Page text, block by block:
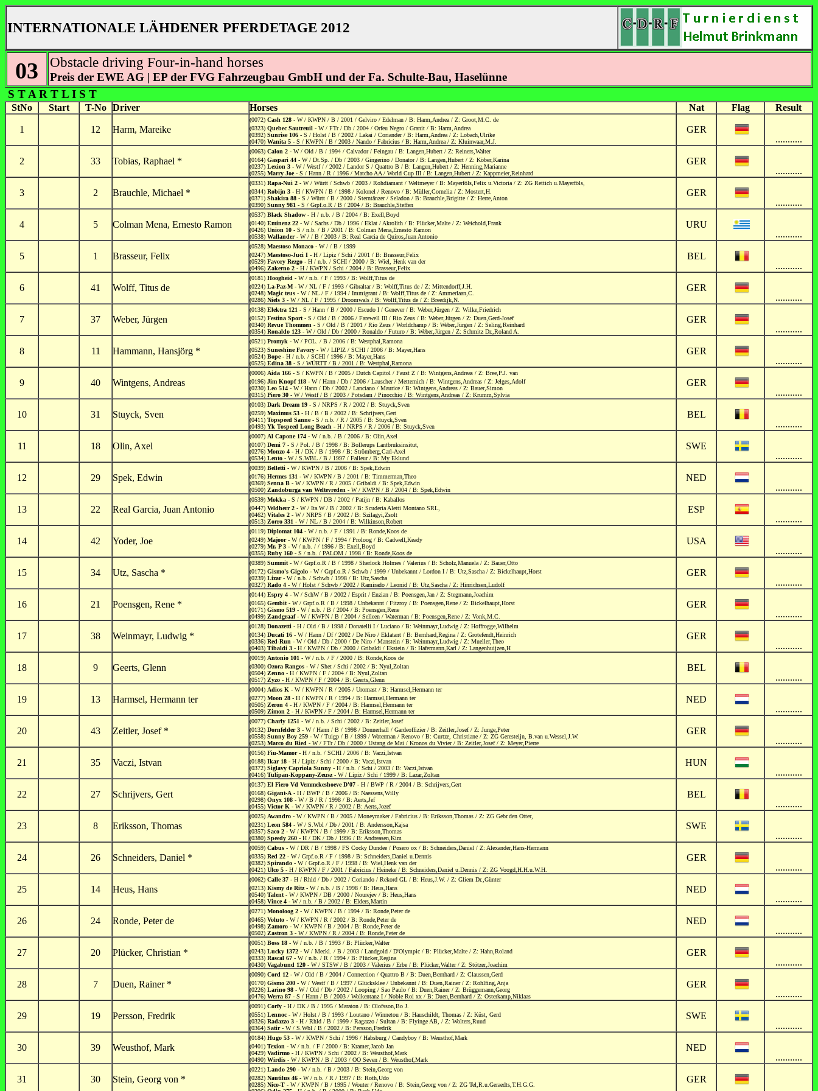
INTERNATIONALE LÄHDENER PFERDETAGE 2012
03 Obstacle driving Four-in-hand horses
Preis der EWE AG | EP der FVG Fahrzeugbau GmbH und der Fa. Schulte-Bau, Haselünne
S T A R T L I S T
StNo Start T-No Driver Horses Nat Flag Result
1 12 Harm, Mareike
(0072) Cash 128 - W / KWPN / B / 2001 / Gelviro / Edelman / B: Harm,Andrea / Z: Groot,M.C. de
(0323) Quebec Sautreuil - W / FTr / Db / 2004 / Orfeu Negro / Granit / B: Harm,Andrea
(0392) Sunrise 106 - S / Holst / B / 2002 / Lakai / Coriander / B: Harm,Andrea / Z: Lobach,Ulrike
(0470) Wanita 5 - S / KWPN / B / 2003 / Nando / Fabricius / B: Harm,Andrea / Z: Kluinwaar,M.J.
GER
...........
2 33 Tobias, Raphael *
(0063) Calon 2 - W / Old / B / 1994 / Calvador / Feingau / B: Langen,Hubert / Z: Reiners,Walter
(0164) Gaspari 44 - W / Dt.Sp. / Db / 2003 / Gingerino / Donator / B: Langen,Hubert / Z: Köber,Karina
(0237) Lexion 3 - W / Westf / / 2002 / Landor S / Quattro B / B: Langen,Hubert / Z: Henning,Marianne
(0255) Marry Joe- S / Hann / R / 1996 / Matcho AA / World Cup III / B: Langen,Hubert / Z: Kappmeier,Reinhard
GER
...........
3 2 Brauchle, Michael *
(0331) Rapa-Nui 2 - W / Württ / Schwb / 2003 / Rohdiamant / Weltmeyer / B: Mayerföls,Felix u.Victoria / Z: ZG Rettich u.Mayerföls,
(0344) Robijn 3 - H / KWPN / B / 1998 / Kolonel / Renovo / B: Müller,Cornelia / Z: Mostert,H.
(0371) Shakira 88 - S / Württ / B / 2000 / Sterntänzer / Seladon / B: Brauchle,Brigitte / Z: Herre,Anton
(0390) Sunny 981 - S / Grpf.o.R / B / 2004 / B: Brauchle,Steffen
GER
...........
4 5 Colman Mena, Ernesto Ramon
(0537) Black Shadow - H / n.b. / B / 2004 / B: Exell,Boyd
(0140) Eminenz 22 - W / Sachs / Db / 1996 / Eklat / Akrolith / B: Plücker,Malte / Z: Weichold,Frank
(0426) Union 10 - S / n.b. / B / 2001 / B: Colman Mena,Ernesto Ramon
(0538) Wallander- W / / B / 2003 / B: Real Garcia de Quiros,Juan Antonio
URU
...........
5 1 Brasseur, Felix
(0528) Maestoso Monaco - W / / B / 1999
(0247) Maestoso-Juci I - H / Lipiz / Schi / 2001 / B: Brasseur,Felix
(0529) Favory Rezgo - H / n.b. / SCHI / 2000 / B: Wiel, Henk van der
(0496) Zakerno 2 - H / KWPN / Schi / 2004 / B: Brasseur,Felix
BEL
...........
6 41 Wolff, Titus de
(0181) Hoogheid - W / n.b. / F / 1993 / B: Wolff,Titus de
(0224) La-Paz-M - W / NL / F / 1993 / Gibraltar / B: Wolff,Titus de / Z: Mittendorff,J.H.
(0248) Magic teus - W / NL / F / 1994 / Immigrant / B: Wolff,Titus de / Z: Ammerlaan,C.
(0286) Niels 3 - W / NL / F / 1995 / Droomwals / B: Wolff,Titus de / Z: Breedijk,N.
GER
...........
7 37 Weber, Jürgen
(0138) Elektra 121 - S / Hann / B / 2000 / Escudo I / Genever / B: Weber,Jürgen / Z: Wilke,Friedrich
(0152) Festina Sport - S / Old / B / 2006 / Farewell III / Rio Zeus / B: Weber,Jürgen / Z: Duen,Gerd-Josef
(0340) Revue Thommen - S / Old / B / 2001 / Rio Zeus / Worldchamp / B: Weber,Jürgen / Z: Seling,Reinhard
(0354) Ronaldo 123 - W / Old / Db / 2000 / Ronaldo / Futuro / B: Weber,Jürgen / Z: Schmitz Dr.,Roland A.
GER
...........
8 11 Hammann, Hansjörg *
(0521) Promyk - W / POL. / B / 2006 / B: Westphal,Ramona
(0523) Suneshine Favory - W / LIPIZ / SCHI / 2006 / B: Mayer,Hans
(0524) Bope- H / n.b. / SCHI / 1996 / B: Mayer,Hans
(0525) Edina 38 - S / WÜRTT / B / 2001 / B: Westphal,Ramona
GER
...........
9 40 Wintgens, Andreas
(0006) Aida 166 - S / KWPN / B / 2005 / Dutch Capitol / Faust Z / B: Wintgens,Andreas / Z: Bree,P.J. van
(0196) Jim Knopf 118 - W / Hann / Db / 2006 / Lauscher / Metternich / B: Wintgens,Andreas / Z: Jelges,Adolf
(0230) Leo 514 - W / Hann / Db / 2002 / Lanciano / Maurice / B: Wintgens,Andreas / Z: Bauer,Simon
(0315) Piero 30 - W / Westf / B / 2003 / Potsdam / Pinocchio / B: Wintgens,Andreas / Z: Krumm,Sylvia
GER
...........
10 31 Stuyck, Sven
(0103) Dark Dream 19 - S / NRPS / R / 2002 / B: Stuyck,Sven
(0259) Maximus 53 - H / B / B / 2002 / B: Schrijvers,Gert
(0411) Topspeed Sanne- S / n.b. / R / 2005 / B: Stuyck,Sven
(0493) Yk Tospeed Long Beach - H / NRPS / R / 2006 / B: Stuyck,Sven
BEL
...........
11 18 Olin, Axel
(0007) Al Capone 174 - W / n.b. / B / 2006 / B: Olin,Axel
(0107) Demi 7 - S / Pol. / B / 1998 / B: Bollerups Lantbruksinsitut,
(0276) Monzo 4 - H / DK / B / 1998 / B: Strömberg,Carl-Axel
(0534) Lento - W / S.WBL / B / 1997 / Falleur / B: My Eklund
SWE
...........
12 29 Spek, Edwin
(0039) Belletti - W / KWPN / B / 2006 / B: Spek,Edwin
(0176) Hermes 131 - W / KWPN / B / 2001 / B: Timmerman,Theo
(0369) Senna B - W / KWPN / R / 2005 / Gribaldi / B: Spek,Edwin
(0500) Zandoburga van Weltevreden - W / KWPN / B / 2004 / B: Spek,Edwin
NED
...........
13 22 Real Garcia, Juan Antonio
(0539) Mokka - S / KWPN / DB / 2002 / Patijn / B: Kaballos
(0447) Veldherr 2 - W / Ita.W / B / 2002 / B: Scuderia Aletti Montano SRL,
(0462) Vitales 2 - W / NRPS / B / 2002 / B: Szilagyi,Zsolt
(0513) Zorro 331 - W / NL / B / 2004 / B: Wilkinson,Robert
ESP
...........
14 42 Yoder, Joe
(0119) Diplomat 104 - W / n.b. / F / 1991 / B: Ronde,Koos de
(0249) Majoor- W / KWPN / F / 1994 / Proloog / B: Cadwell,Keady
(0279) Mr. P 3 - W / n.b. / / 1996 / B: Exell,Boyd
(0355) Ruby 160 - S / n.b. / PALOM / 1998 / B: Ronde,Koos de
USA
...........
15 34 Utz, Sascha *
(0389) Summit - W / Grpf.o.R / B / 1998 / Sherlock Holmes / Valerius / B: Scholz,Manuela / Z: Bauer,Otto
(0172) Gismo's Gigolo - W / Grpf.o.R / Schwb / 1999 / Unbekannt / Lordon I / B: Utz,Sascha / Z: Bickelhaupt,Horst
(0239) Lizar- W / n.b. / Schwb / 1998 / B: Utz,Sascha
(0327) Rado 4 - W / Holst / Schwb / 2002 / Ramirado / Leonid / B: Utz,Sascha / Z: Hinrichsen,Ludolf
GER
...........
16 21 Poensgen, Rene *
(0144) Espry 4 - W / SchW / B / 2002 / Esprit / Enzian / B: Poensgen,Jan / Z: Stegmann,Joachim
(0165) Gembit - W / Grpf.o.R / B / 1998 / Unbekannt / Fitzroy / B: Poensgen,Rene / Z: Bickelhaupt,Horst
(0171) Gismo 519 - W / n.b. / B / 2004 / B: Poensgen,Rene
(0499) Zandgraaf- W / KWPN / B / 2004 / Selleen / Waterman / B: Poensgen,Rene / Z: Vonk,M.C.
GER
...........
17 38 Weinmayr, Ludwig *
(0128) Donazetti - H / Old / B / 1998 / Donatelli I / Luciano / B: Weinmayr,Ludwig / Z: Hoffrogge,Wilhelm
(0134) Ducati 16 - W / Hann / Df / 2002 / De Niro / Eklatant / B: Bernhard,Regina / Z: Grotefendt,Heinrich
(0336) Red-Run - W / Old / Db / 2000 / De Niro / Manstein / B: Weinmayr,Ludwig / Z: Mueller,Theo
(0403) Tibaldi 3 - H / KWPN / Db / 2000 / Gribaldi / Ekstein / B: Hafermann,Karl / Z: Langenhuijzen,H
GER
...........
18 9 Geerts, Glenn
(0019) Antonio 101 - W / n.b. / F / 2000 / B: Ronde,Koos de
(0300) Ozora Rangos - W / Shet / Schi / 2002 / B: Nyul,Zoltan
(0504) Zenno - H / KWPN / F / 2004 / B: Nyul,Zoltan
(0517) Zyzo - H / KWPN / F / 2004 / B: Geerts,Glenn
BEL
...........
19 13 Harmsel, Hermann ter
(0004) Adios K - W / KWPN / R / 2005 / Uromast / B: Harmsel,Hermann ter
(0277) Moon 28 - H / KWPN / R / 1994 / B: Harmsel,Hermann ter
(0505) Zeron 4 - H / KWPN / F / 2004 / B: Harmsel,Hermann ter
(0509) Zimon 2 - H / KWPN / F / 2004 / B: Harmsel,Hermann ter
NED
...........
20 43 Zeitler, Josef *
(0077) Charly 1251 - W / n.b. / Schi / 2002 / B: Zeitler,Josef
(0132) Dornfelder 3 - W / Hann / B / 1998 / Donnerhall / Gardeoffizier / B: Zeitler,Josef / Z: Junge,Peter
(0558) Sunny Boy 259 - W / Tuigp / B / 1999 / Waterman / Renovo / B: Curtze, Christiane / Z: ZG Geresteijn, B.van u.Wessel,J.W.
(0253) Marco du Ried - W / FTr / Db / 2000 / Ustang de Mai / Kronos du Vivier / B: Zeitler,Josef / Z: Meyer,Pierre
GER
...........
21 35 Vaczi, Istvan
(0156) Fiu-Mamor- H / n.b. / SCHI / 2006 / B: Vaczi,Istvan
(0188) Ikar 18 - H / Lipiz / Schi / 2000 / B: Vaczi,Istvan
(0372) Siglavy Capriola Sunny - H / n.b. / Schi / 2003 / B: Vaczi,Istvan
(0416) Tulipan-Koppany-Zeusz- W / Lipiz / Schi / 1999 / B: Lazar,Zoltan
HUN
...........
22 27 Schrijvers, Gert
(0137) El Fiero Vd Vemmekeshoeve D'07 - H / BWP / R / 2004 / B: Schrijvers,Gert
(0168) Gigant-A - H / BWP / B / 2006 / B: Naessens,Willy
(0298) Onyx 108 - W / B / R / 1998 / B: Aerts,Jef
(0455) Victor K - W / KWPN / R / 2002 / B: Aerts,Jozef
BEL
...........
23 8 Eriksson, Thomas
(0025) Awandro - W / KWPN / B / 2005 / Moneymaker / Fabricius / B: Eriksson,Thomas / Z: ZG Gebr.den Otter,
(0231) Leon 584 - W / S.Wbl / Db / 2001 / B: Andersson,Kajsa
(0357) Saco 2 - W / KWPN / B / 1999 / B: Eriksson,Thomas
(0380) Speedy 260 - H / DK / Db / 1996 / B: Andreasen,Kim
SWE
...........
24 26 Schneiders, Daniel *
(0059) Cabus - W / DR / B / 1998 / FS Cocky Dundee / Posero ox / B: Schneiders,Daniel / Z: Alexander,Hans-Hermann
(0335) Red 22 - W / Grpf.o.R / F / 1998 / B: Schneiders,Daniel u.Dennis
(0382) Spirando - W / Grpf.o.R / F / 1998 / B: Wiel,Henk van der
(0421) Ulco 5 - H / KWPN / F / 2001 / Fabricius / Heineke / B: Schneiders,Daniel u.Dennis / Z: ZG Voogd,H.H.u.W.H.
GER
...........
25 14 Heus, Hans
(0062) Calle 37 - H / Rhld / Db / 2002 / Coriando / Rekord GL / B: Heus,J.W. / Z: Gliem Dr.,Günter
(0213) Kismy de Ritz- W / n.b. / B / 1998 / B: Heus,Hans
(0540) Talent - W / KWPN / DB / 2000 / Nourejev / B: Heus,Hans
(0458) Vince 4 - W / n.b. / B / 2002 / B: Elders,Martin
NED
...........
26 24 Ronde, Peter de
(0271) Monoloog 2 - W / KWPN / B / 1994 / B: Ronde,Peter de
(0465) Voluto - W / KWPN / R / 2002 / B: Ronde,Peter de
(0498) Zamoro - W / KWPN / B / 2004 / B: Ronde,Peter de
(0502) Zastron 3 - W / KWPN / R / 2004 / B: Ronde,Peter de
NED
...........
27 20 Plücker, Christian *
(0051) Boss 18 - W / n.b. / B / 1993 / B: Plücker,Walter
(0243) Lucky 1372 - W / Meckl. / B / 2003 / Landgold / D'Olympic / B: Plücker,Malte / Z: Hahn,Roland
(0333) Rascal 67 - W / n.b. / R / 1994 / B: Plücker,Regina
(0430) Vagabund 120 - W / STSW / B / 2003 / Valerius / Erbe / B: Plücker,Walter / Z: Stötzer,Joachim
GER
...........
28 7 Duen, Rainer *
(0090) Cord 12 - W / Old / B / 2004 / Connection / Quattro B / B: Duen,Bernhard / Z: Claussen,Gerd
(0170) Gismo 200 - W / Westf / B / 1997 / Glücksklee / Unbekannt / B: Duen,Rainer / Z: Rohlfing,Anja
(0226) Larino 98 - W / Old / Db / 2002 / Looping / Sao Paulo / B: Duen,Rainer / Z: Brüggemann,Georg
(0476) Werra 87 - S / Hann / B / 2003 / Wolkentanz I / Noble Roi xx / B: Duen,Bernhard / Z: Osterkamp,Niklaas
GER
...........
29 19 Persson, Fredrik
(0091) Corfy - H / DK / B / 1995 / Maraton / B: Olofsson,Bo J.
(0551) Lennoc - W / Holst / B / 1993 / Loutano / Winnetou / B: Hauschildt, Thomas / Z: Küst, Gerd
(0326) Radazzo 3 - H / Rhld / B / 1999 / Ragazzo / Sultan / B: Flyinge AB, / Z: Wolters,Ruud
(0364) Satir- W / S.Wbl / B / 2002 / B: Persson,Fredrik
SWE
...........
30 39 Weusthof, Mark
(0184) Hugo 53 - W / KWPN / Schi / 1996 / Habsburg / Candyboy / B: Weusthof,Mark
(0401) Texion - W / n.b. / F / 2000 / B: Kramer,Jacob Jan
(0429) Vadirmo - H / KWPN / Schi / 2002 / B: Weusthof,Mark
(0490) Wirdis - W / KWPN / B / 2003 / OO Seven / B: Weusthof,Mark
NED
...........
31 30 Stein, Georg von *
(0221) Lando 290 - W / n.b. / B / 2003 / B: Stein,Georg von
(0282) Nautilus 46 - W / n.b. / R / 1997 / B: Roth,Udo
(0285) Nico-T - W / KWPN / B / 1995 / Wouter / Renovo / B: Stein,Georg von / Z: ZG Tel,R.u.Geraedts,T.H.G.G.
GER